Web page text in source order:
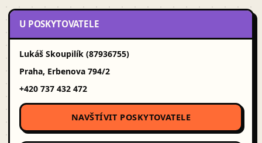
U POSKYTOVATELE
Lukáš Skoupilík (87936755)
Praha, Erbenova 794/2
+420 737 432 472
NAVŠTÍVIT POSKYTOVATELE